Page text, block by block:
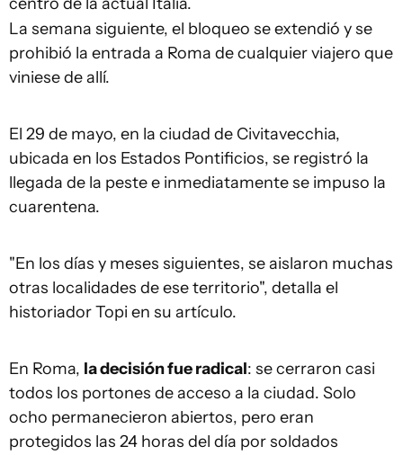
La semana siguiente, el bloqueo se extendió y se
prohibió la entrada a Roma de cualquier viajero que
viniese de allí.
El 29 de mayo, en la ciudad de Civitavecchia,
ubicada en los Estados Pontificios, se registró la
llegada de la peste e inmediatamente se impuso la
cuarentena.
"En los días y meses siguientes, se aislaron muchas
otras localidades de ese territorio", detalla el
historiador Topi en su artículo.
En Roma, la decisión fue radical: se cerraron casi
todos los portones de acceso a la ciudad. Solo
ocho permanecieron abiertos, pero eran
protegidos las 24 horas del día por soldados